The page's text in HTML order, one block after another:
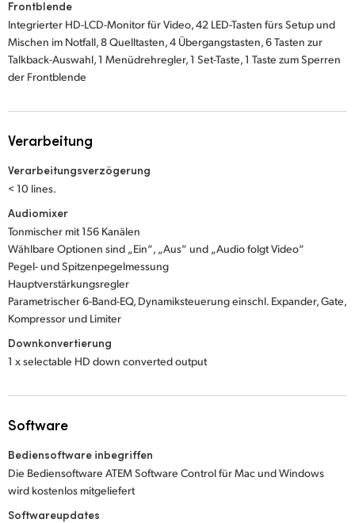
Frontblende
Integrierter HD-LCD-Monitor für Video, 42 LED-Tasten fürs Setup und
Mischen im Notfall, 8 Quelltasten, 4 Übergangstasten, 6 Tasten zur
Talkback-Auswahl, 1 Menüdrehregler, 1 Set-Taste, 1 Taste zum Sperren
der Frontblende
Verarbeitung
Verarbeitungsverzögerung
< 10 lines.
Audiomixer
Tonmischer mit 156 Kanälen
Wählbare Optionen sind „Ein“, „Aus“ und „Audio folgt Video“
Pegel- und Spitzenpegelmessung
Hauptverstärkungsregler
Parametrischer 6-Band-EQ, Dynamiksteuerung einschl. Expander, Gate,
Kompressor und Limiter
Downkonvertierung
1 x selectable HD down converted output
Software
Bediensoftware inbegriffen
Die Bediensoftware ATEM Software Control für Mac und Windows
wird kostenlos mitgeliefert
Softwareupdates